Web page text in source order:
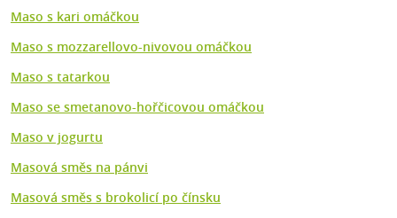
Maso s kari omáčkou
Maso s mozzarellovo-nivovou omáčkou
Maso s tatarkou
Maso se smetanovo-hořčicovou omáčkou
Maso v jogurtu
Masová směs na pánvi
Masová směs s brokolicí po čínsku